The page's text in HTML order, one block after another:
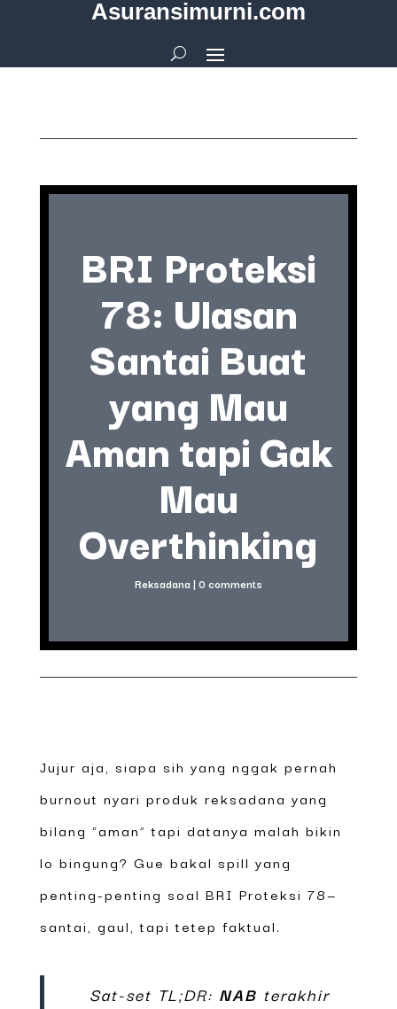
Asuransimurni.com
BRI Proteksi
78: Ulasan
Santai Buat
yang Mau
Aman tapi Gak
Mau
Overthinking
Reksadana | 0 comments
Jujur aja, siapa sih yang nggak pernah
burnout nyari produk reksadana yang
bilang “aman” tapi datanya malah bikin
lo bingung? Gue bakal spill yang
penting-penting soal BRI Proteksi 78—
santai, gaul, tapi tetep faktual.
Sat-set TL;DR: NAB terakhir